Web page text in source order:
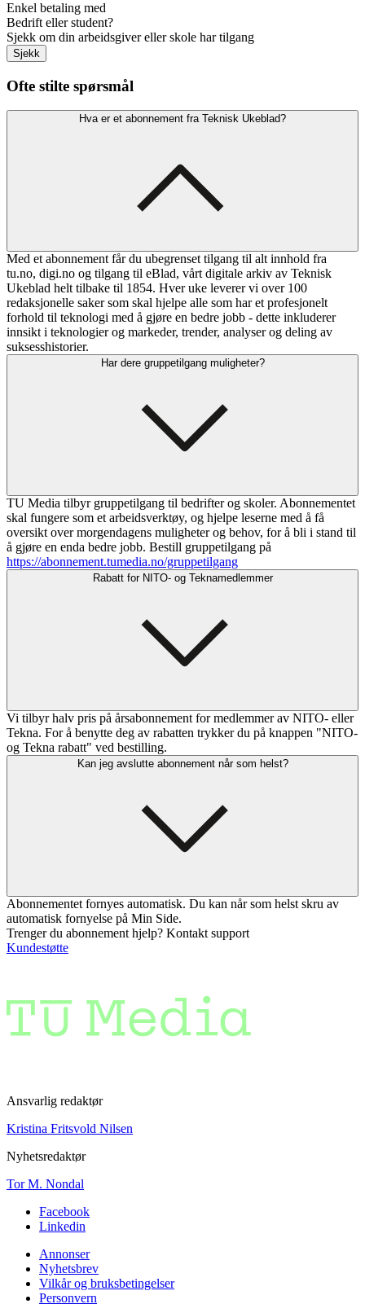
Enkel betaling med
Bedrift eller student?
Sjekk om din arbeidsgiver eller skole har tilgang
Sjekk
Ofte stilte spørsmål
Hva er et abonnement fra Teknisk Ukeblad?
Med et abonnement får du ubegrenset tilgang til alt innhold fra
tu.no, digi.no og tilgang til eBlad, vårt digitale arkiv av Teknisk
Ukeblad helt tilbake til 1854. Hver uke leverer vi over 100
redaksjonelle saker som skal hjelpe alle som har et profesjonelt
forhold til teknologi med å gjøre en bedre jobb - dette inkluderer
innsikt i teknologier og markeder, trender, analyser og deling av
suksesshistorier.
Har dere gruppetilgang muligheter?
TU Media tilbyr gruppetilgang til bedrifter og skoler. Abonnementet
skal fungere som et arbeidsverktøy, og hjelpe leserne med å få
oversikt over morgendagens muligheter og behov, for å bli i stand til
å gjøre en enda bedre jobb. Bestill gruppetilgang på
https://abonnement.tumedia.no/gruppetilgang
Rabatt for NITO- og Teknamedlemmer
Vi tilbyr halv pris på årsabonnement for medlemmer av NITO- eller
Tekna. For å benytte deg av rabatten trykker du på knappen "NITO-
og Tekna rabatt" ved bestilling.
Kan jeg avslutte abonnement når som helst?
Abonnementet fornyes automatisk. Du kan når som helst skru av
automatisk fornyelse på Min Side.
Trenger du abonnement hjelp? Kontakt support
Kundestøtte
Ansvarlig redaktør
Kristina Fritsvold Nilsen
Nyhetsredaktør
Tor M. Nondal
Facebook
Linkedin
Annonser
Nyhetsbrev
Vilkår og bruksbetingelser
Personvern